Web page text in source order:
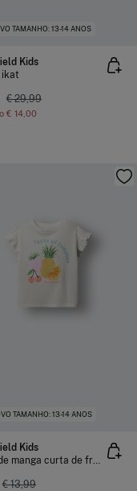
TAMANHO: 13-14 ANOS
Kids
ikat
€ 29,99
€ 14,00
TAMANHO: 13-14 ANOS
Kids
T-shirt de manga curta de frutas para menina
€ 13,99